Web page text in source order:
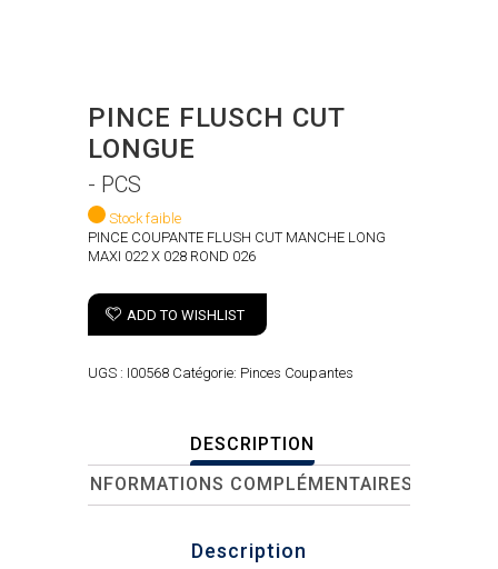
PINCE FLUSCH CUT
LONGUE
- PCS
Stock faible
PINCE COUPANTE FLUSH CUT MANCHE LONG
MAXI 022 X 028 ROND 026
ADD TO WISHLIST
UGS : I00568 Catégorie: Pinces Coupantes
DESCRIPTION
INFORMATIONS COMPLÉMENTAIRES
Description